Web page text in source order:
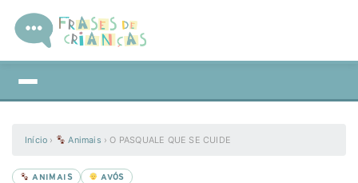
Início › Animais ›O PASQUALE QUE SE CUIDE
ANIMAIS AVÓS